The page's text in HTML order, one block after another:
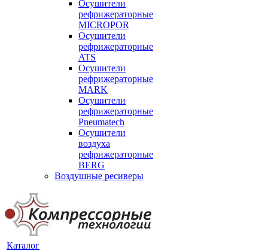
Осушители
рефрижераторные
MICROPOR
Осушители
рефрижераторные
ATS
Осушители
рефрижераторные
MARK
Осушители
рефрижераторные
Pneumatech
Осушители
воздуха
рефрижераторные
BERG
Воздушные ресиверы
Каталог